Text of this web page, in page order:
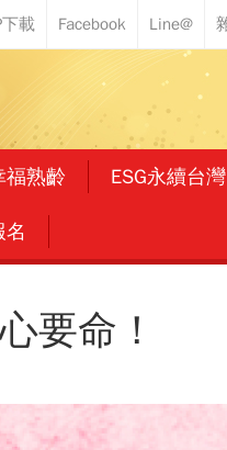
福熟齡 ESG永續台灣
要命！